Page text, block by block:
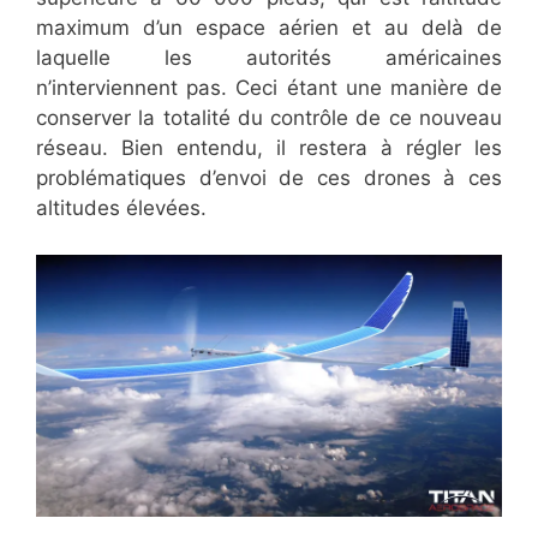
maximum d’un espace aérien et au delà de
laquelle les autorités américaines
n’interviennent pas. Ceci étant une manière de
conserver la totalité du contrôle de ce nouveau
réseau. Bien entendu, il restera à régler les
problématiques d’envoi de ces drones à ces
altitudes élevées.